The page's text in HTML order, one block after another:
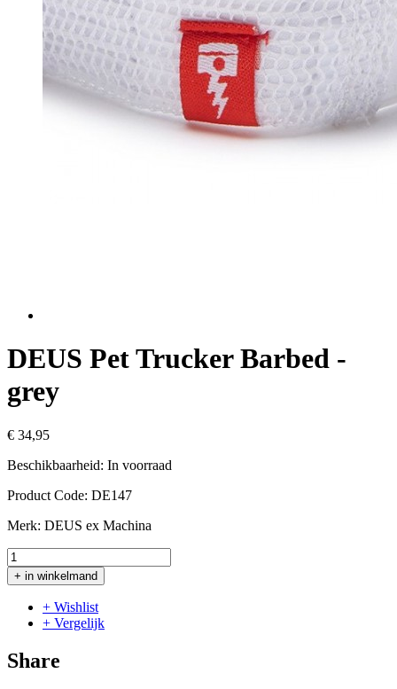
DEUS Pet Trucker Barbed -
grey
€ 34,95
Beschikbaarheid: In voorraad
Product Code: DE147
Merk: DEUS ex Machina
+ in winkelmand
+ Wishlist
+ Vergelijk
Share